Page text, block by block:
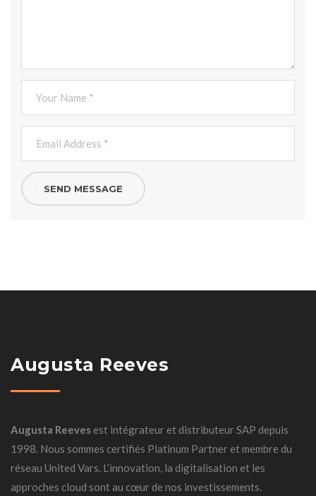
Augusta Reeves
Augusta Reeves est intégrateur et distributeur SAP depuis
1998. Nous sommes certifiés Platinum Partner et membre du
réseau United Vars. L’innovation, la digitalisation et les
approches cloud sont au cœur de nos investissements.